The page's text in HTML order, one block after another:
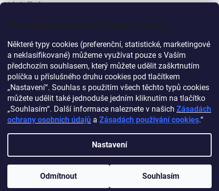
Tato webová stránka používá cookies
Některé typy cookies (preferenční, statistické, marketingové
a neklasifikované) můžeme využívat pouze s Vaším
předchozím souhlasem, který můžete udělit zaškrtnutím
políčka u příslušného druhu cookies pod tlačítkem
„Nastavení“. Souhlas s použitím všech těchto typů cookies
můžete udělit také jednoduše jedním kliknutím na tlačítko
„Souhlasím“. Další informace naleznete v našich Zásadách
ochrany osobních údajů a Zásadách používání cookies.“
Nastavení
Odmítnout Souhlasím
Velmi pěkný
Ujde to
Nelíbí se mi
Počet hlasů:340
Myprovas.cz Obchodnawebu.cz
Vytvořil Shoptet
Copyright 2026Obchodnawebu . Všechna práva vyhrazena.